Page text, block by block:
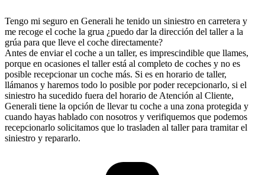
Tengo mi seguro en Generali he tenido un siniestro en carretera y
me recoge el coche la grua ¿puedo dar la dirección del taller a la
grúa para que lleve el coche directamente?
Antes de enviar el coche a un taller, es imprescindible que llames,
porque en ocasiones el taller está al completo de coches y no es
posible recepcionar un coche más. Si es en horario de taller,
llámanos y haremos todo lo posible por poder recepcionarlo, si el
siniestro ha sucedido fuera del horario de Atención al Cliente,
Generali tiene la opción de llevar tu coche a una zona protegida y
cuando hayas hablado con nosotros y verifiquemos que podemos
recepcionarlo solicitamos que lo trasladen al taller para tramitar el
siniestro y repararlo.